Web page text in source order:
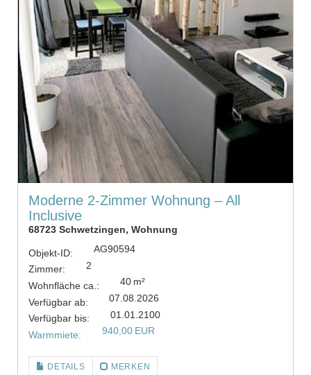
Moderne 2-Zimmer Wohnung – All
Inclusive
68723 Schwetzingen, Wohnung
Objekt-ID:
AG90594
Zimmer:
2
Wohnfläche ca.:
40 m²
Verfügbar ab:
07.08.2026
Verfügbar bis:
01.01.2100
Warmmiete:
940,00 EUR
DETAILS MERKEN